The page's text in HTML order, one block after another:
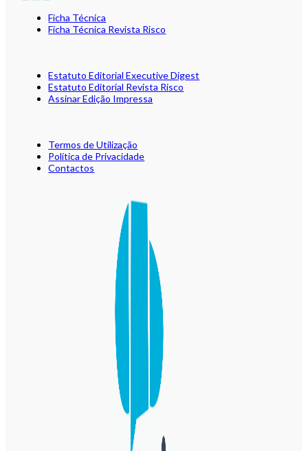
Ficha Técnica
Ficha Técnica Revista Risco
Estatuto Editorial Executive Digest
Estatuto Editorial Revista Risco
Assinar Edição Impressa
Termos de Utilização
Política de Privacidade
Contactos